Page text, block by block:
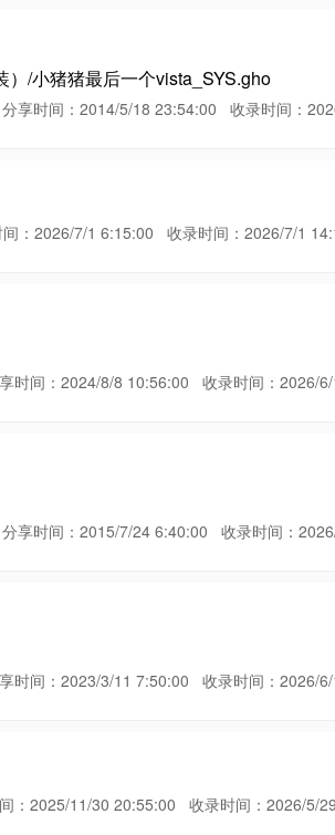
/小猪猪最后一个vista_SYS.gho
享时间：2014/5/18 23:54:00 收录时间：
：2026/7/1 6:15:00 收录时间：2026/7/1
间：2024/8/8 10:56:00 收录时间：2026/
享时间：2015/7/24 6:40:00 收录时间：
间：2023/3/11 7:50:00 收录时间：2026/
：2025/11/30 20:55:00 收录时间：2026/5/